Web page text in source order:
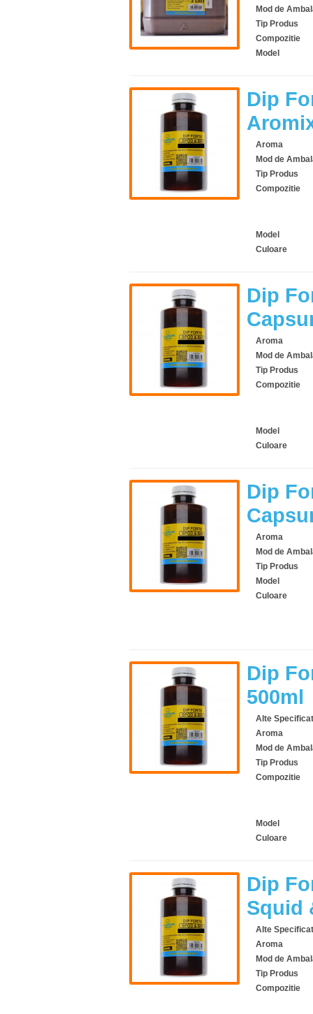
Mod de
Tip Produs
Compozitie
Model
Dip
Aroma
Mod de
Tip Produs
Compozitie
Model
Culoare
Dip
Aroma
Mod de
Tip Produs
Compozitie
Model
Culoare
Dip
Aroma
Mod de
Tip Produs
Model
Culoare
Dip
500ml
Alte
Aroma
Mod de
Tip Produs
Compozitie
Model
Culoare
Dip
Squid
Alte
Aroma
Mod de
Tip Produs
Compozitie